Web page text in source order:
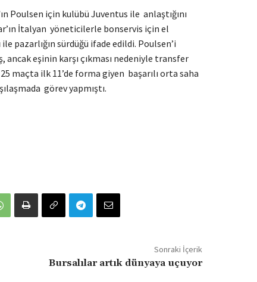
Poulsen için kulübü Juventus ile anlaştığını
İtalyan yöneticilerle bonservis için el
pazarlığın sürdüğü ifade edildi. Poulsen’i
eşinin karşı çıkması nedeniyle transfer
maçta ilk 11’de forma giyen başarılı orta saha
görev yapmıştı.
Sonraki İçerik
Bursalılar artık dünyaya uçuyor